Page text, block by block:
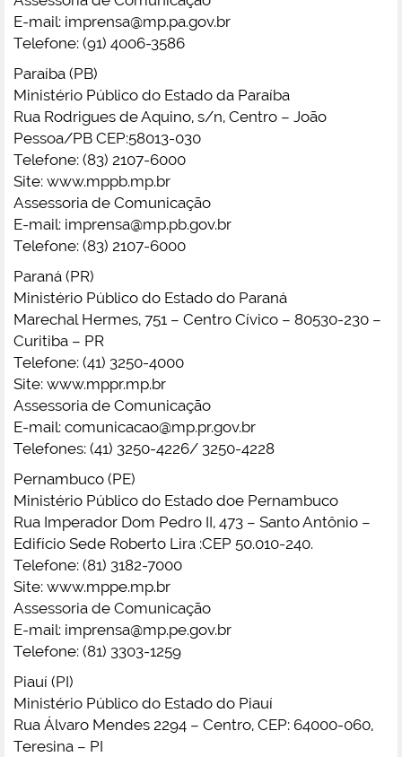
E-mail: imprensa@mp.pa.gov.br
Telefone: (91) 4006-3586
Paraíba (PB)
Ministério Público do Estado da Paraíba
Rua Rodrigues de Aquino, s/n, Centro – João
Pessoa/PB CEP:58013-030
Telefone: (83) 2107-6000
Site: www.mppb.mp.br
Assessoria de Comunicação
E-mail: imprensa@mp.pb.gov.br
Telefone: (83) 2107-6000
Paraná (PR)
Ministério Público do Estado do Paraná
Marechal Hermes, 751 – Centro Cívico – 80530-230 –
Curitiba – PR
Telefone: (41) 3250-4000
Site: www.mppr.mp.br
Assessoria de Comunicação
E-mail: comunicacao@mp.pr.gov.br
Telefones: (41) 3250-4226/ 3250-4228
Pernambuco (PE)
Ministério Público do Estado doe Pernambuco
Rua Imperador Dom Pedro II, 473 – Santo Antônio –
Edifício Sede Roberto Lira :CEP 50.010-240.
Telefone: (81) 3182-7000
Site: www.mppe.mp.br
Assessoria de Comunicação
E-mail: imprensa@mp.pe.gov.br
Telefone: (81) 3303-1259
Piauí (PI)
Ministério Público do Estado do Piauí
Rua Álvaro Mendes 2294 – Centro, CEP: 64000-060,
Teresina – PI